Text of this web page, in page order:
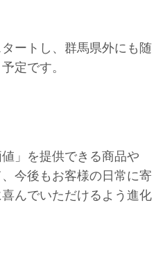
ートし、群馬県外にも随
定です。
」を提供できる商品や
今後もお客様の日常に寄
んでいただけるよう進化